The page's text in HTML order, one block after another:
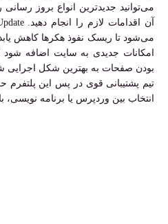
می‌توانید جدیدترین انواع بروز
می‌شود تا ریسک نفوذ هکرها کاهش
امکانات جدیدی به سایت اضافه شود
بودن صفحات به بهترین شکل اجرایی
تیم پشتیبانی قوی در پس این
انتخاب بین وردپرس یا برنامه